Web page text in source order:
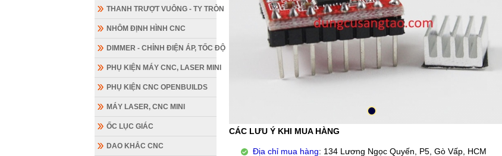
THANH TRƯỢT VUÔNG - TY TRÒN
NHÔM ĐỊNH HÌNH CNC
DIMMER - CHỈNH ĐIỆN ÁP, TỐC ĐỘ
PHỤ KIỆN MÁY CNC, LASER MINI
PHỤ KIỆN CNC OPENBUILDS
MÁY LASER, CNC MINI
ỐC LỤC GIÁC
DAO KHẮC CNC
CÁC LƯU Ý KHI MUA HÀNG
Địa chỉ mua hàng: 134 Lương Ngọc Quyến, P5, Gò Vấp, HCM